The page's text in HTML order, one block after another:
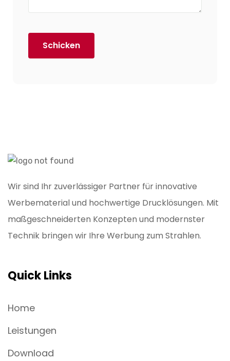
Schicken
Wir sind Ihr zuverlässiger Partner für innovative
Werbematerial und hochwertige Drucklösungen. Mit
maßgeschneiderten Konzepten und modernster
Technik bringen wir Ihre Werbung zum Strahlen.
Quick Links
Home
Leistungen
Download